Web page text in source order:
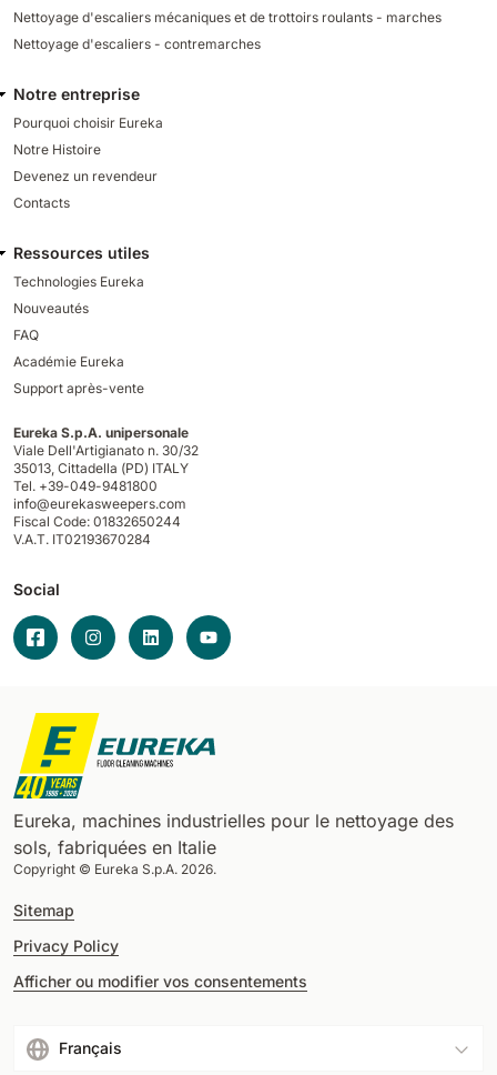
Nettoyage d'escaliers mécaniques et de trottoirs roulants - marches
Nettoyage d'escaliers - contremarches
Notre entreprise
Pourquoi choisir Eureka
Notre Histoire
Devenez un revendeur
Contacts
Ressources utiles
Technologies Eureka
Nouveautés
FAQ
Académie Eureka
Support après-vente
Eureka S.p.A. unipersonale
Viale Dell'Artigianato n. 30/32
35013, Cittadella (PD) ITALY
Tel. +39-049-9481800
info@eurekasweepers.com
Fiscal Code: 01832650244
V.A.T. IT02193670284
Social
Eureka, machines industrielles pour le nettoyage des
sols, fabriquées en Italie
Copyright © Eureka S.p.A. 2026.
Sitemap
Privacy Policy
Afficher ou modifier vos consentements
Français